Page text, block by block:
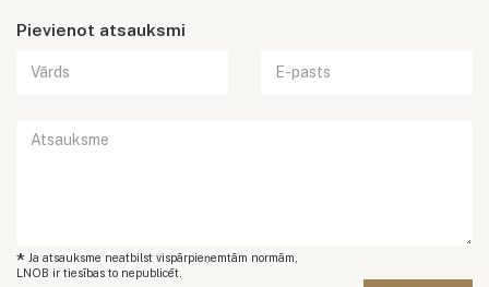
Pievienot atsauksmi
* Ja atsauksme neatbilst vispārpieņemtām normām,
LNOB ir tiesības to nepublicēt.